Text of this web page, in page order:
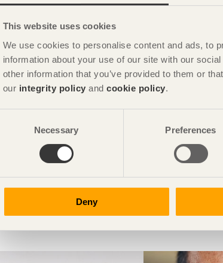
This website uses cookies
We use cookies to personalise content and ads, to
information about your use of our site with our
other information that you’ve provided to them or
our integrity policy and cookie policy.
Necessary Preferences
Deny
exemplet
Widjedal, arkitekt SAR/MSA,
Racki om vikten av
våga välja trä.
ARTIKEL
och den grå
naturen.